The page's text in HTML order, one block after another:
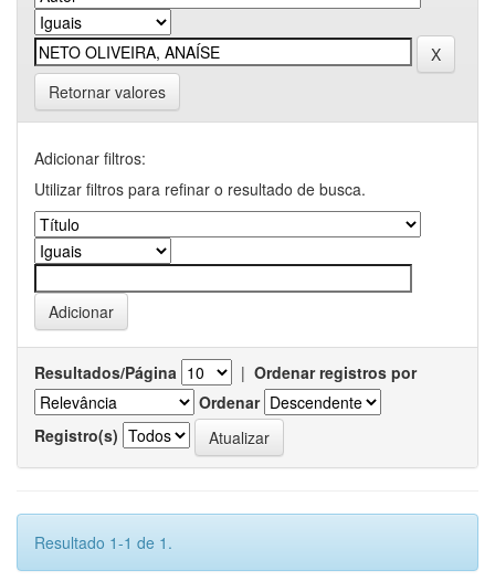
Retornar valores
Adicionar filtros:
Utilizar filtros para refinar o resultado de busca.
Resultados/Página | Ordenar registros por
Ordenar
Registro(s)
Resultado 1-1 de 1.